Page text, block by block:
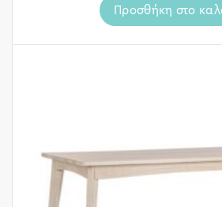
Προσθήκη στο